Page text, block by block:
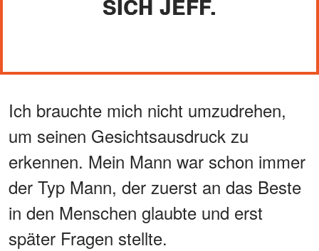
SICH JEFF.
Ich brauchte mich nicht umzudrehen,
um seinen Gesichtsausdruck zu
erkennen. Mein Mann war schon immer
der Typ Mann, der zuerst an das Beste
in den Menschen glaubte und erst
später Fragen stellte.